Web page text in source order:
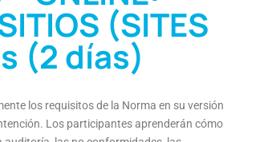
(SITES
(2 días)
los requisitos de la Norma en su versión
Los participantes aprenderán cómo